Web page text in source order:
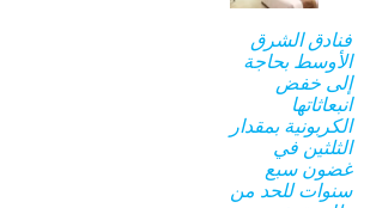
فنادق الشرق
الأوسط بحاجة
إلى خفض
انبعاثاتها
الكربونية بمقدار
الثلثين في
غضون سبع
سنوات للحد من